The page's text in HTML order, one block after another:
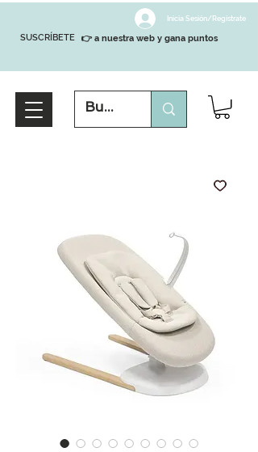
SUSCRÍBETE
Inicia Sesión/Regístrate
👉 a nuestra web y gana puntos